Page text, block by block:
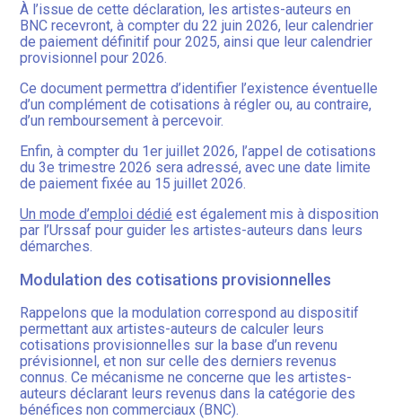
À l’issue de cette déclaration, les artistes-auteurs en
BNC recevront, à compter du 22 juin 2026, leur calendrier
de paiement définitif pour 2025, ainsi que leur calendrier
provisionnel pour 2026.
Ce document permettra d’identifier l’existence éventuelle
d’un complément de cotisations à régler ou, au contraire,
d’un remboursement à percevoir.
Enfin, à compter du 1er juillet 2026, l’appel de cotisations
du 3e trimestre 2026 sera adressé, avec une date limite
de paiement fixée au 15 juillet 2026.
Un mode d’emploi dédié est également mis à disposition
par l’Urssaf pour guider les artistes-auteurs dans leurs
démarches.
Modulation des cotisations provisionnelles
Rappelons que la modulation correspond au dispositif
permettant aux artistes-auteurs de calculer leurs
cotisations provisionnelles sur la base d’un revenu
prévisionnel, et non sur celle des derniers revenus
connus. Ce mécanisme ne concerne que les artistes-
auteurs déclarant leurs revenus dans la catégorie des
bénéfices non commerciaux (BNC).